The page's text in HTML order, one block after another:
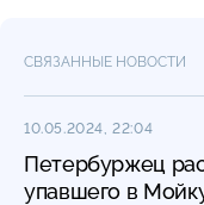
СВЯЗАННЫЕ НОВОСТИ
10.05.2024, 22:04
Петербуржец
упавшего в